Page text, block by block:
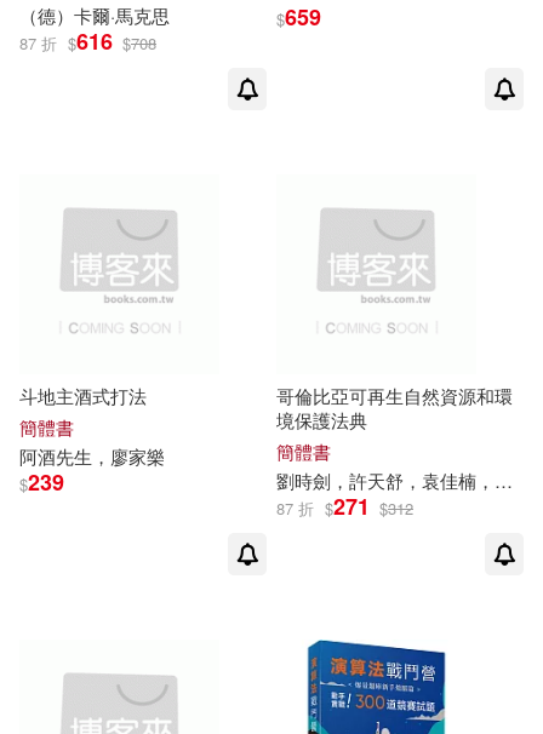
寫作哥(1) 尚德君(1)
廖俊鴻 繪(1)
張泉春，斌哥（主編）(1)
張秋生(1)
張耀文(1) 張菱兒(1)
張邦輝(1) 彬哥看盤(1)
愛犬の友編集部(1)
大塊文化(1)
安徽教育出版社(1)
小果文創(1) 小漫遊文化(1)
小角落文化(1)
尖端(1)
廣東教育出版社(1)
（德）卡爾·馬克思
87 折 $616 $708
Trumpet Concertos (SACD))
$659
斗地主酒式打法
簡體書
阿酒先生，廖家樂
$239
哥倫比亞可再生自然資源和環
境保護法典
簡體書
劉時劍，許天舒，袁佳楠，傅志勇
87 折 $271 $312